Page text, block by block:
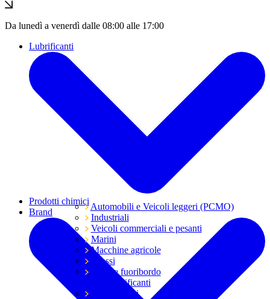
Da lunedì a venerdì dalle 08:00 alle 17:00
Lubrificanti
Automobili e Veicoli leggeri (PCMO)
Industriali
Veicoli commerciali e pesanti
Marini
Macchine agricole
Grassi
Moto e fuoribordo
Tutti i lubrificanti
Trasmissioni
Prodotti chimici
Brand